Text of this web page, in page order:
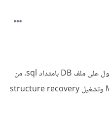
يمكنك استرجاع قاعدة البيانات للحصول على ملف DB بامتداد sql. من
خلال وضع نسخة جديدة من MySQL وتشغيل structure recovery